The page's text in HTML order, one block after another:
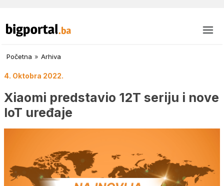
Početna » Arhiva
4. Oktobra 2022.
Xiaomi predstavio 12T seriju i nove
IoT uređaje